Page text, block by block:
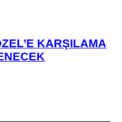
KARŞILAMA